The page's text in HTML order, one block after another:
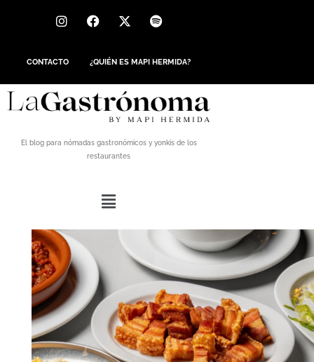
CONTACTO ¿QUIÉN ES MAPI HERMIDA?
El blog para nómadas gastronómicos y yonkis de los
restaurantes